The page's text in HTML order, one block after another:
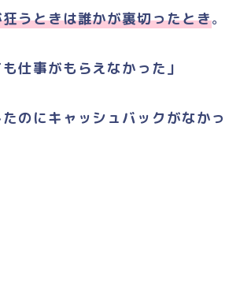
うときは誰かが裏切ったとき。
仕事がもらえなかった」
たのにキャッシュバックがなかっ